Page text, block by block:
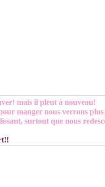
mais il pleut à nouveau!
manger nous verrons
surtout que nous